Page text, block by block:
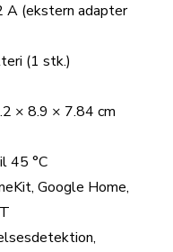
A (ekstern adapter
(1 stk.)
× 8.9 × 7.84 cm
45 °C
Google Home,